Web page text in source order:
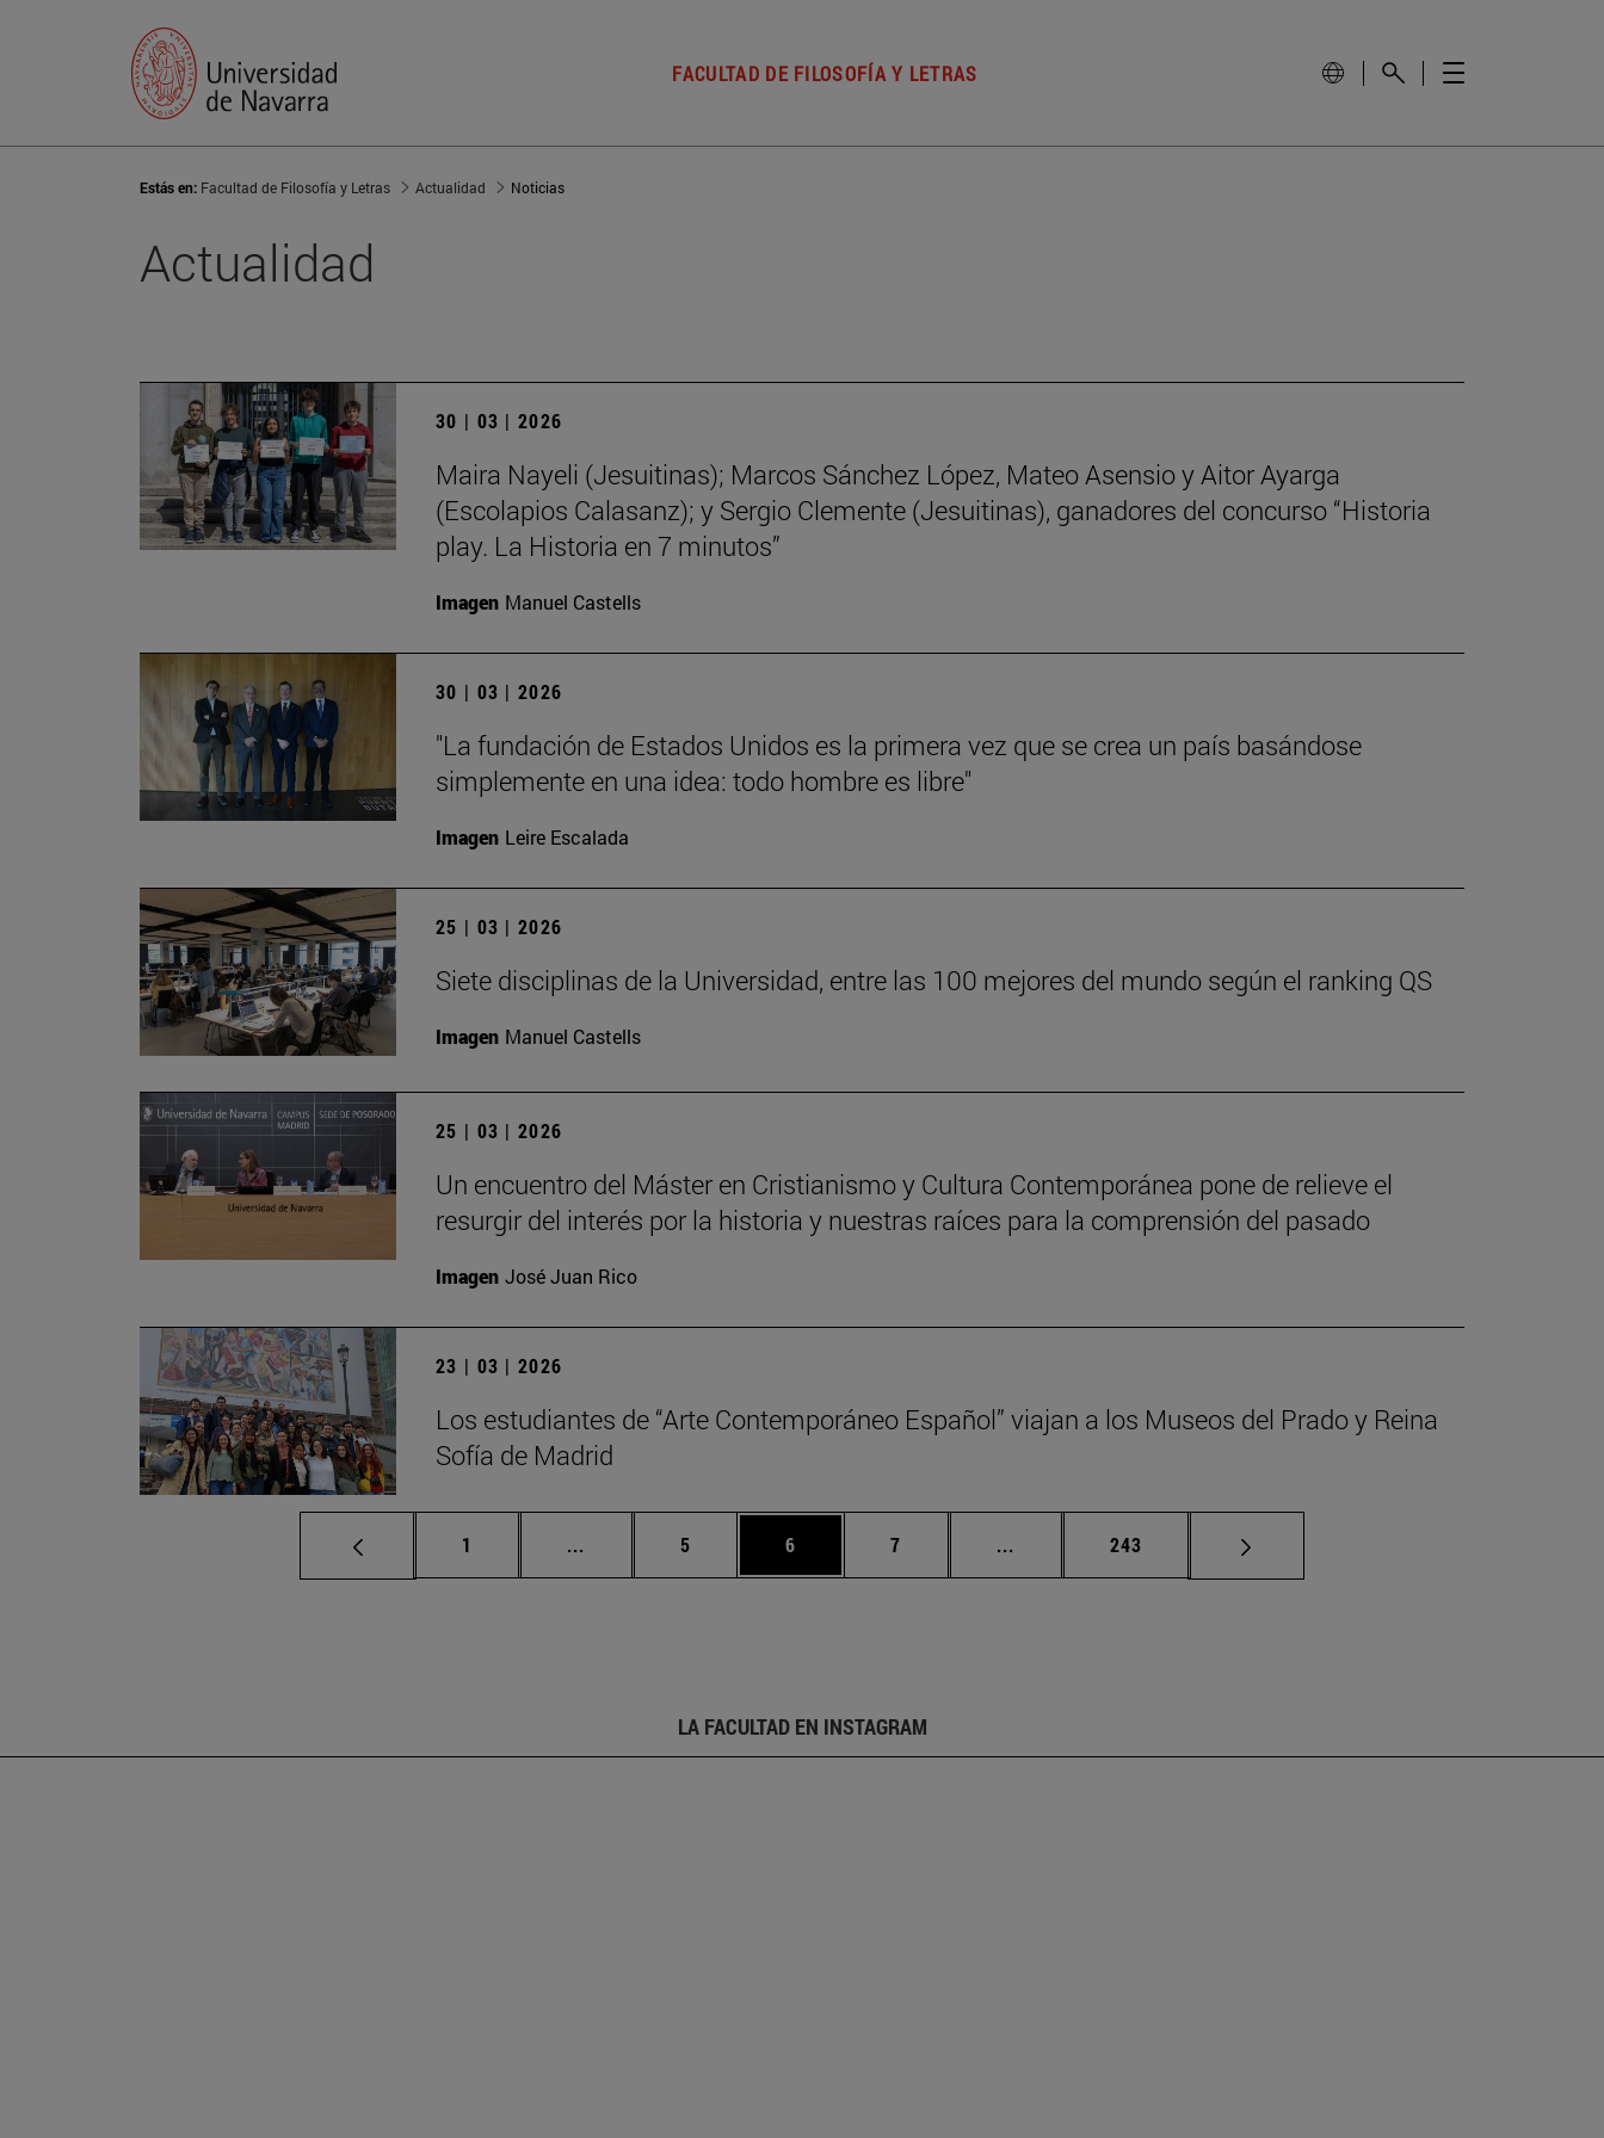
FACULTAD DE FILOSOFÍA Y LETRAS
Estás en: Facultad de Filosofía y Letras Actualidad Noticias
Actualidad
30 | 03 | 2026
Maira Nayeli (Jesuitinas); Marcos Sánchez López, Mateo Asensio y Aitor Ayarga
(Escolapios Calasanz); y Sergio Clemente (Jesuitinas), ganadores del concurso “Historia
play. La Historia en 7 minutos”
Imagen Manuel Castells
30 | 03 | 2026
"La fundación de Estados Unidos es la primera vez que se crea un país basándose
simplemente en una idea: todo hombre es libre"
Imagen Leire Escalada
25 | 03 | 2026
Siete disciplinas de la Universidad, entre las 100 mejores del mundo según el ranking QS
Imagen Manuel Castells
25 | 03 | 2026
Un encuentro del Máster en Cristianismo y Cultura Contemporánea pone de relieve el
resurgir del interés por la historia y nuestras raíces para la comprensión del pasado
Imagen José Juan Rico
23 | 03 | 2026
Los estudiantes de “Arte Contemporáneo Español” viajan a los Museos del Prado y Reina
Sofía de Madrid
Página
1 ... Páginas intermedias Use TAB para desplazarse.
Página
5 Página
6 Página
7 ... Páginas intermedias Use TAB para desplazarse.
Página
243
LA FACULTAD EN INSTAGRAM